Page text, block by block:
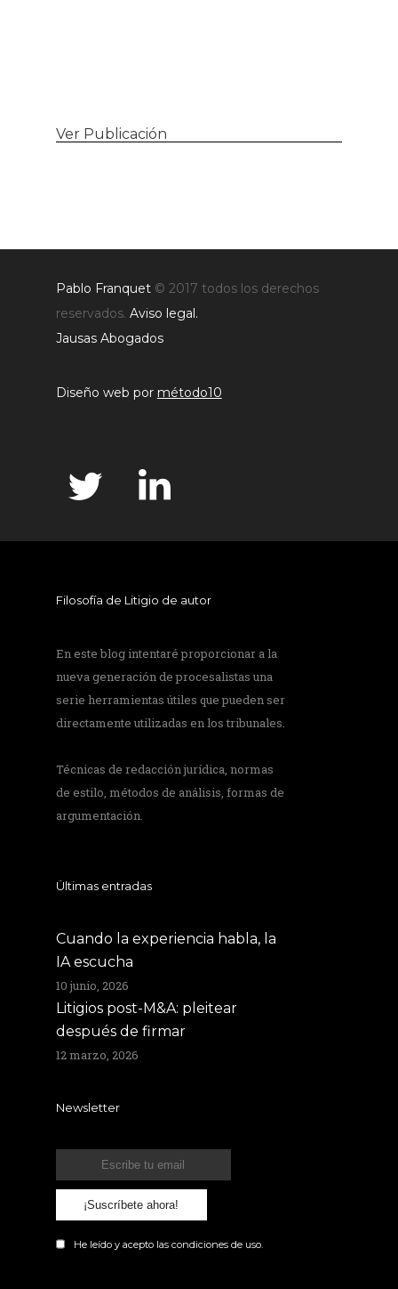
Ver Publicación
Pablo Franquet © 2017 todos los derechos
reservados. Aviso legal.
Jausas Abogados
Diseño web por método10
Filosofía de Litigio de autor
En este blog intentaré proporcionar a la
nueva generación de procesalistas una
serie herramientas útiles que pueden ser
directamente utilizadas en los tribunales.
Técnicas de redacción jurídica, normas
de estilo, métodos de análisis, formas de
argumentación.
Últimas entradas
Cuando la experiencia habla, la
IA escucha
10 junio, 2026
Litigios post-M&A: pleitear
después de firmar
12 marzo, 2026
Newsletter
¡Suscríbete ahora!
He leído y acepto las condicionesde uso.